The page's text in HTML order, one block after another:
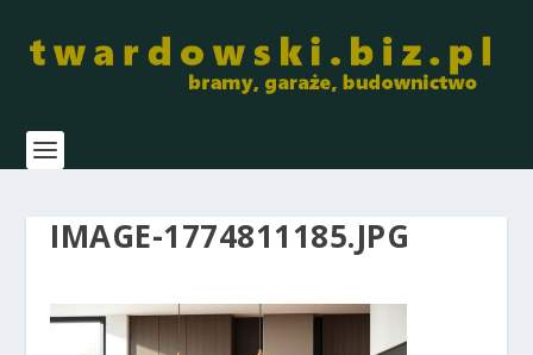
IMAGE-1774811185.JPG